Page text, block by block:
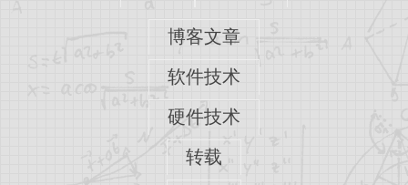
博客文章
软件技术
硬件技术
转载